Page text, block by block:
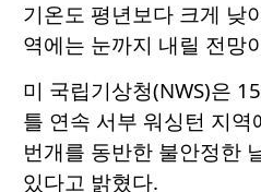
기온도 평년보다 크게 낮
역에는 눈까지 내릴 전망
미 국립기상청(NWS)은
틀 연속 서부 워싱턴 지역
번개를 동반한 불안정한
있다고 밝혔다.